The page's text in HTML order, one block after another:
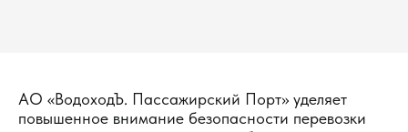
АО «ВодоходЪ. Пассажирский Порт» уделяет
повышенное внимание безопасности перевозки